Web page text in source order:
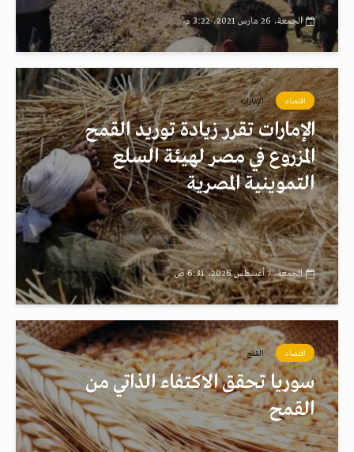
الجمعة، 26 مارس 2021، 3:22 م
اقتصاد الإمارات
الإمارات تقرر زيادة توريد القمح
المزروع في مصر لهيئة السلع
التموينية المصرية
الجمعة، 7 أغسطس 2026، 6:31 ص
اقتصاد القمح
سوريا تحقق الاكتفاء الذاتي من
القمح